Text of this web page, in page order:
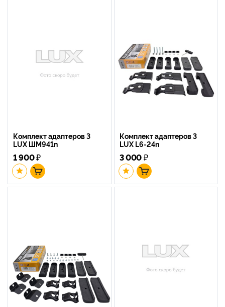
Комплект адаптеров 3
LUX ШМ941n
1 900₽
Комплект адаптеров 3
LUX L6-24n
3 000₽